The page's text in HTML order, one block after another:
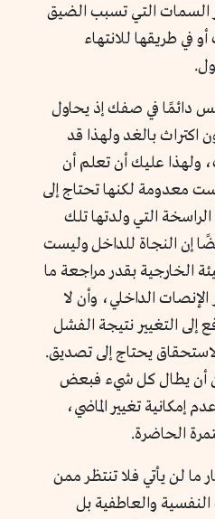
السمات التي تسبب الضيق
في طريقها للانتهاء
دائمًا في صفك إذ يحاول
اكتراث بالغد ولهذا قد
ولهذا عليك أن تعلم أن
معدومة لكنها تحتاج إلى
التي ولدتها تلك
إن النجاة للداخل وليست
الخارجية بقدر مراجعة ما
الداخلي، وأن لا
إلى التغيير نتيجة الفشل
يحتاج إلى تصديق.
أن يطال كل شيء فبعض
إمكانية تغيير الماضي،
الحاضرة.
ما لن يأتي فلا تنتظر ممن
والعاطفية بل